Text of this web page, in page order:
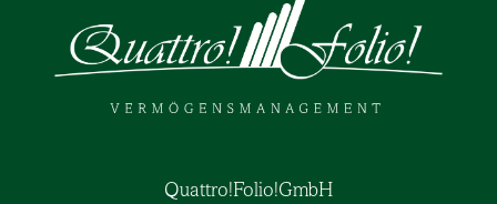
Quattro!Folio!GmbH